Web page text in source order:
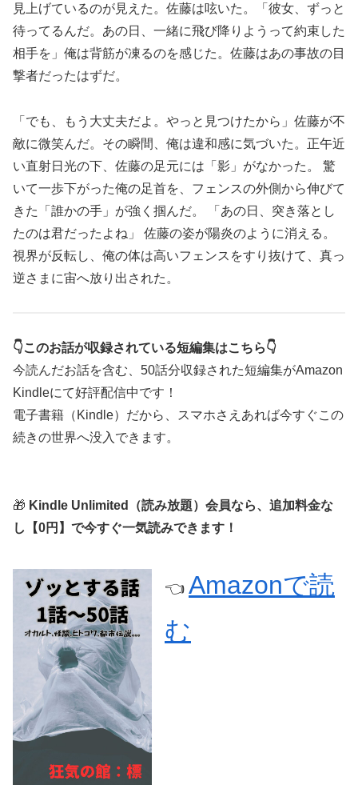
見上げているのが見えた。佐藤は呟いた。「彼女、ずっと
待ってるんだ。あの日、一緒に飛び降りようって約束した
相手を」俺は背筋が凍るのを感じた。佐藤はあの事故の目
撃者だったはずだ。
「でも、もう大丈夫だよ。やっと見つけたから」佐藤が不
敵に微笑んだ。その瞬間、俺は違和感に気づいた。正午近
い直射日光の下、佐藤の足元には「影」がなかった。 驚
いて一歩下がった俺の足首を、フェンスの外側から伸びて
きた「誰かの手」が強く掴んだ。 「あの日、突き落とし
たのは君だったよね」 佐藤の姿が陽炎のように消える。
視界が反転し、俺の体は高いフェンスをすり抜けて、真っ
逆さまに宙へ放り出された。
👇このお話が収録されている短編集はこちら👇
今読んだお話を含む、50話分収録された短編集がAmazon
Kindleにて好評配信中です！
電子書籍（Kindle）だから、スマホさえあれば今すぐこの
続きの世界へ没入できます。
🎁 Kindle Unlimited（読み放題）会員なら、追加料金な
し【0円】で今すぐ一気読みできます！
👈 Amazonで読
む